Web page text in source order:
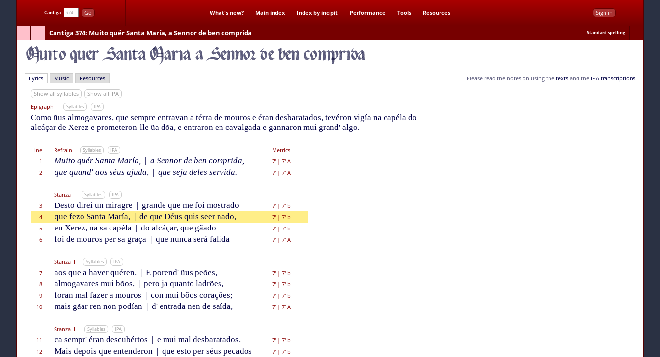
Cantiga Go What's new? Main index Index by incipit Performance Tools Resources Sign in
Cantiga 374: Muito quér Santa María, a Sennor de ben comprida Standard spelling
Lyrics Music Resources Please read the notes on using thetexts and the IPA transcriptions
Show all syllables
Show all IPA
Epigraph
Syllables IPA
Como ũus almogavares, que sempre entravan a térra de mouros e éran desbaratados, tevéron vigía na capéla do
alcáçar de Xerez e prometeron-lle ũa dõa, e entraron en cavalgada e gannaron mui grand' algo.
Line Refrain Syllables IPA
Metrics
1
Muito quér Santa María, | a Sennor de ben comprida, 7'| 7' A
2
que quand' aos séus ajuda, | que seja deles servida. 7'| 7' A
Stanza I Syllables IPA
3 Desto direi un miragre | grande que me foi mostrado 7'| 7' b
4
que fezo Santa María, | de que Déus quis seer nado, 7'| 7' b
5
en Xerez, na sa capéla | do alcáçar, que gãado 7'| 7' b
6
foi de mouros per sa graça | que nunca será falida 7'| 7' A
Stanza II Syllables IPA
7 aos que a haver quéren. | E porend' ũus peões, 7'| 7' b
8
almogavares mui bõos, | pero ja quanto ladrões, 7'| 7' b
9
foran mal fazer a mouros | con mui bõos corações; 7'| 7' b
10
mais gãar ren non podían | d' entrada nen de saída, 7'| 7' A
Stanza III Syllables IPA
11 ca sempr' éran descubértos | e mui mal desbaratados. 7'| 7' b
12
Mais depois que entenderon | que esto per séus pecados 7'| 7' b